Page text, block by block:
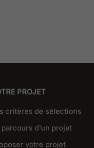
PROJET
critères de sélections
parcours d'un projet
votre projet